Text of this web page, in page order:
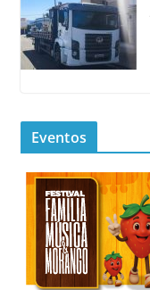
Eventos